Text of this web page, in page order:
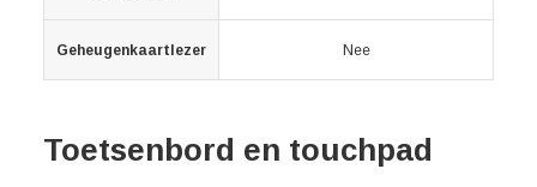
Geheugenkaartlezer Nee
Toetsenbord en touchpad